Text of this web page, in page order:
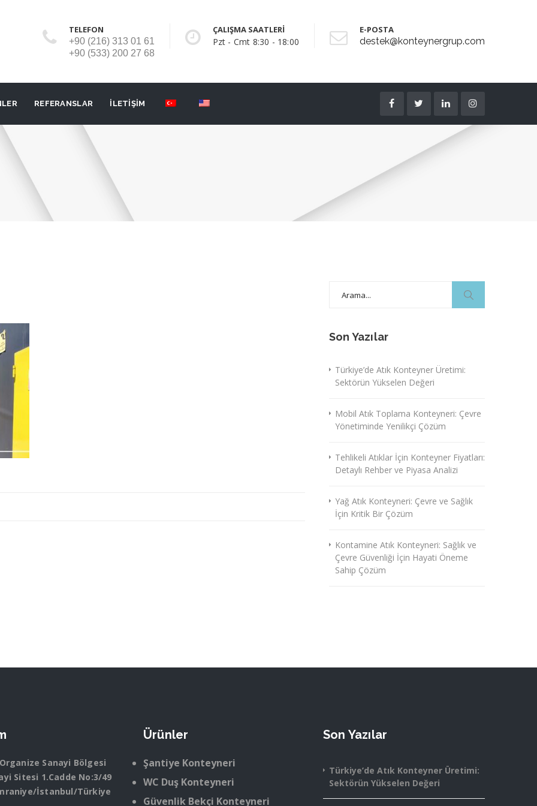
TELEFON
+90 (216) 313 01 61
+90 (533) 200 27 68
ÇALIŞMA SAATLERİ
Pzt - Cmt 8:30 - 18:00
E-POSTA
destek@konteynergrup.com
REFERANSLAR İLETİŞİM
Son Yazılar
Türkiye’de Atık Konteyner Üretimi:
Sektörün Yükselen Değeri
Mobil Atık Toplama Konteyneri: Çevre
Yönetiminde Yenilikçi Çözüm
Tehlikeli Atıklar İçin Konteyner Fiyatları:
Detaylı Rehber ve Piyasa Analizi
Yağ Atık Konteyneri: Çevre ve Sağlık
İçin Kritik Bir Çözüm
Kontamine Atık Konteyneri: Sağlık ve
Çevre Güvenliği İçin Hayati Öneme
Sahip Çözüm
Sanayi Bölgesi
Sitesi 1.Cadde No:3/49
İstanbul/Türkiye
Ürünler
Şantiye Konteyneri
WC Duş Konteyneri
Güvenlik Bekçi Konteyneri
Son Yazılar
Türkiye’de Atık Konteyner Üretimi:
Sektörün Yükselen Değeri